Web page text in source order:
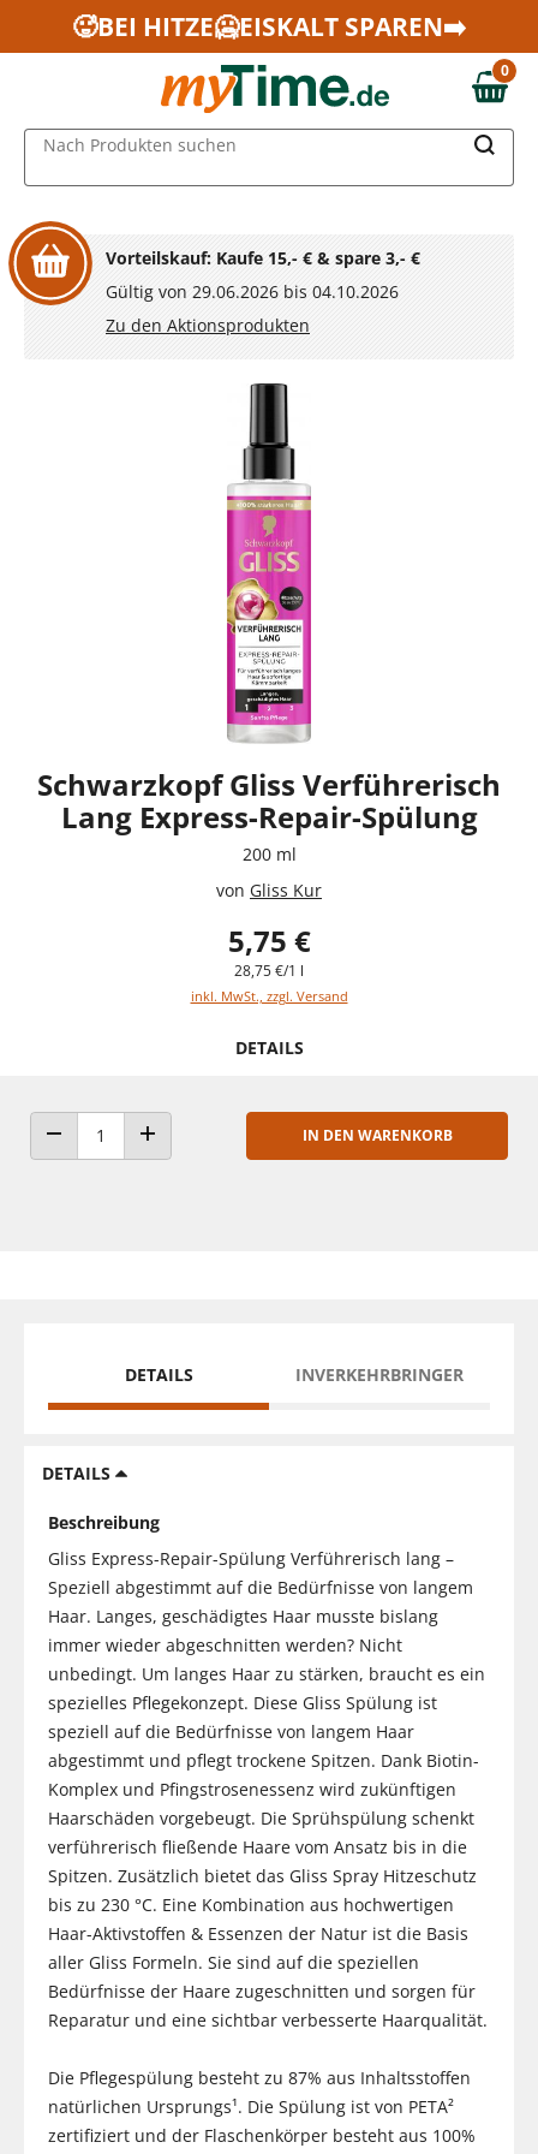
Zum Hauptinhalt springen
Zur Navigation springen
Zur Suche springen
🥵BEI HITZE🥶EISKALT SPAREN➡️
0,00 €
0
Nach Produkten suchen
Vorteilskauf: Kaufe 15,- € & spare 3,- €
Gültig von 29.06.2026 bis 04.10.2026
Zu den Aktionsprodukten
Schwarzkopf Gliss Verführerisch
Lang Express-Repair-Spülung
200 ml
von Gliss Kur
5,75 €
28,75 €/1 l
inkl. MwSt., zzgl. Versand
DETAILS
ANZAHL VERRINGERNANZAHL ERHÖHEN
IN DEN WARENKORB
DETAILS INVERKEHRBRINGER
DETAILS
Beschreibung
Gliss Express-Repair-Spülung Verführerisch lang –
Speziell abgestimmt auf die Bedürfnisse von langem
Haar. Langes, geschädigtes Haar musste bislang
immer wieder abgeschnitten werden? Nicht
unbedingt. Um langes Haar zu stärken, braucht es ein
spezielles Pflegekonzept. Diese Gliss Spülung ist
speziell auf die Bedürfnisse von langem Haar
abgestimmt und pflegt trockene Spitzen. Dank Biotin-
Komplex und Pfingstrosenessenz wird zukünftigen
Haarschäden vorgebeugt. Die Sprühspülung schenkt
verführerisch fließende Haare vom Ansatz bis in die
Spitzen. Zusätzlich bietet das Gliss Spray Hitzeschutz
bis zu 230 °C. Eine Kombination aus hochwertigen
Haar-Aktivstoffen & Essenzen der Natur ist die Basis
aller Gliss Formeln. Sie sind auf die speziellen
Bedürfnisse der Haare zugeschnitten und sorgen für
Reparatur und eine sichtbar verbesserte Haarqualität.
Die Pflegespülung besteht zu 87% aus Inhaltsstoffen
natürlichen Ursprungs¹. Die Spülung ist von PETA²
zertifiziert und der Flaschenkörper besteht aus 100%